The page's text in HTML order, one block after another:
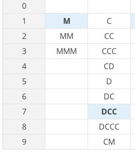
0
1
M C
2
MM CC
3
MMM CCC
4
CD
5
D
6
DC
7
DCC
8
DCCC
9
CM